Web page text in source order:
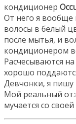
кондиционер
От него я вообще
волосы в белый
после мытья, и
кондиционером
Расчесываются
хорошо
Девчонки, я пишу
Мой реальный
мучается со